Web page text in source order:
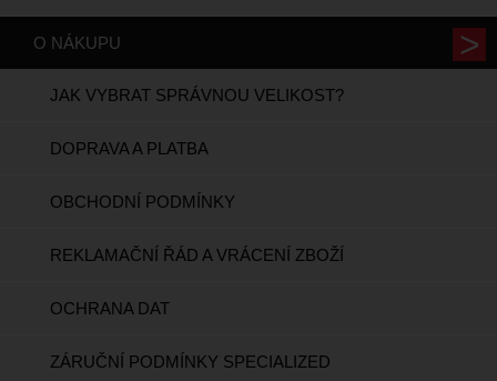
O NÁKUPU
JAK VYBRAT SPRÁVNOU VELIKOST?
DOPRAVA A PLATBA
OBCHODNÍ PODMÍNKY
REKLAMAČNÍ ŘÁD A VRÁCENÍ ZBOŽÍ
OCHRANA DAT
ZÁRUČNÍ PODMÍNKY SPECIALIZED